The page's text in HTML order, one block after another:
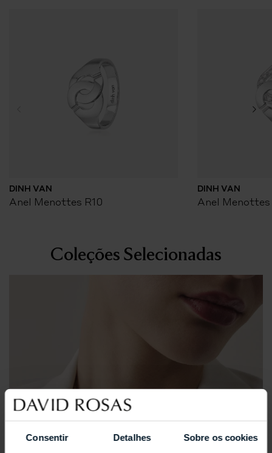
Consentir Detalhes Sobre os cookies
DINH VAN
Anel Menottes R10
DINH VAN
Anel Menottes
Coleções Selecionadas